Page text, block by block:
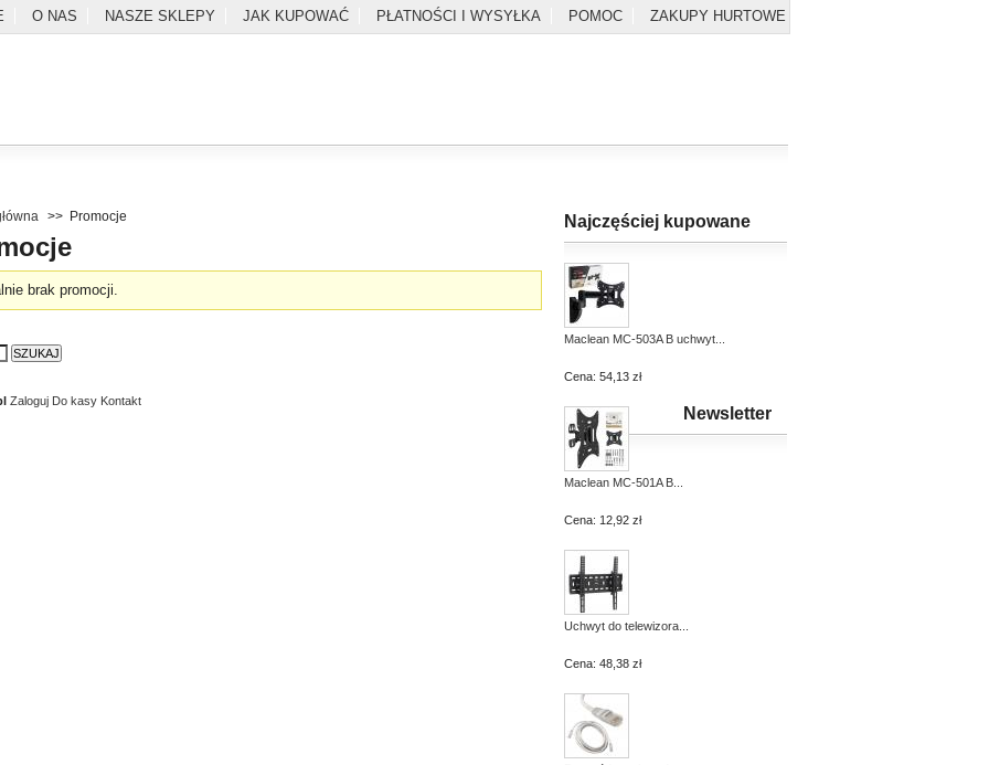
O NAS NASZE SKLEPY JAK KUPOWAĆ PŁATNOŚCI I WYSYŁKA POMOC ZAKUPY HURTOWE
SZUKAJ
Zaloguj Do kasy Kontakt
>> Promocje
brak promocji.
Najczęściej kupowane
Maclean MC-503A B uchwyt...
Cena: 54,13 zł
Maclean MC-501A B...
Cena: 12,92 zł
Uchwyt do telewizora...
Cena: 48,38 zł
Newsletter